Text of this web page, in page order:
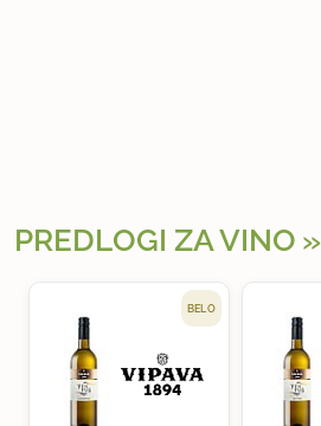
PREDLOGI ZA VINO
BELO